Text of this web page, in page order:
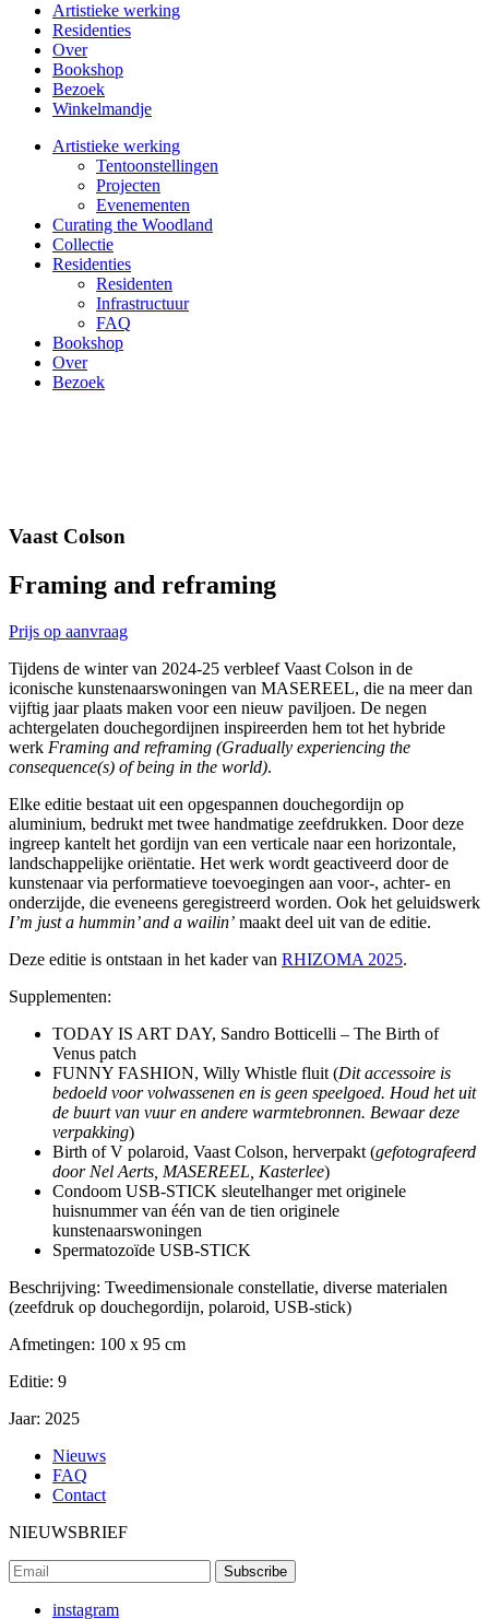
Artistieke werking
Residenties
Over
Bookshop
Bezoek
Winkelmandje
Artistieke werking
Tentoonstellingen
Projecten
Evenementen
Curating the Woodland
Collectie
Residenties
Residenten
Infrastructuur
FAQ
Bookshop
Over
Bezoek
Vaast Colson
Framing and reframing
Prijs op aanvraag
Tijdens de winter van 2024-25 verbleef Vaast Colson in de
iconische kunstenaarswoningen van MASEREEL, die na meer dan
vijftig jaar plaats maken voor een nieuw paviljoen. De negen
achtergelaten douchegordijnen inspireerden hem tot het hybride
werk Framing and reframing (Gradually experiencing the
consequence(s) of being in the world).
Elke editie bestaat uit een opgespannen douchegordijn op
aluminium, bedrukt met twee handmatige zeefdrukken. Door deze
ingreep kantelt het gordijn van een verticale naar een horizontale,
landschappelijke oriëntatie. Het werk wordt geactiveerd door de
kunstenaar via performatieve toevoegingen aan voor-, achter- en
onderzijde, die eveneens geregistreerd worden. Ook het geluidswerk
I’m just a hummin’ and a wailin’ maakt deel uit van de editie.
Deze editie is ontstaan in het kader van RHIZOMA 2025.
Supplementen:
TODAY IS ART DAY, Sandro Botticelli – The Birth of
Venus patch
FUNNY FASHION, Willy Whistle fluit (Dit accessoire is
bedoeld voor volwassenen en is geen speelgoed. Houd het uit
de buurt van vuur en andere warmtebronnen. Bewaar deze
verpakking)
Birth of V polaroid, Vaast Colson, herverpakt (gefotografeerd
door Nel Aerts, MASEREEL, Kasterlee)
Condoom USB-STICK sleutelhanger met originele
huisnummer van één van de tien originele
kunstenaarswoningen
Spermatozoïde USB-STICK
Beschrijving: Tweedimensionale constellatie, diverse materialen
(zeefdruk op douchegordijn, polaroid, USB-stick)
Afmetingen: 100 x 95 cm
Editie: 9
Jaar: 2025
Nieuws
FAQ
Contact
NIEUWSBRIEF
instagram